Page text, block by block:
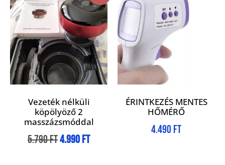
Vezeték nélküli
köpölyöző 2
masszázsmóddal
5.790Ft4.990Ft
ÉRINTKEZÉS MENTES
HŐMÉRŐ
4.490 Ft